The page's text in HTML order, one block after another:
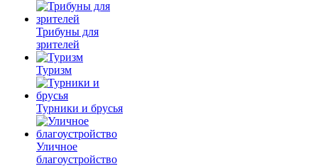
Трибуны для
зрителей
Туризм
Турники и брусья
Уличное
благоустройство